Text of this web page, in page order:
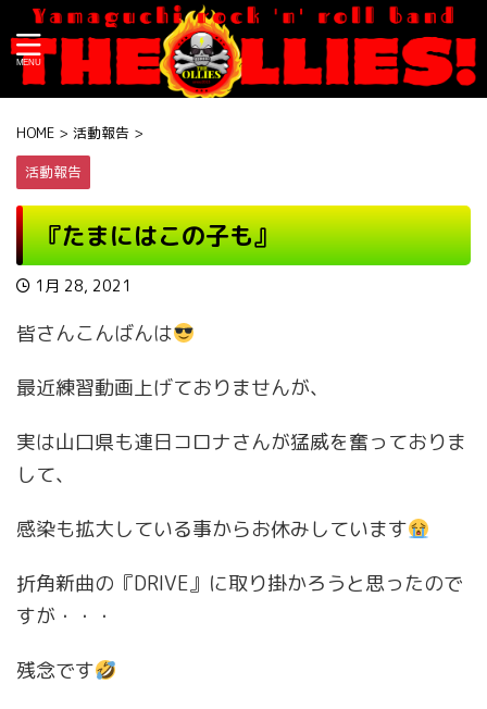
HOME > 活動報告 >
活動報告
『たまにはこの子も』
1月 28, 2021
皆さんこんばんは
最近練習動画上げておりませんが、
実は山口県も連日コロナさんが猛威を奮っておりま
して、
感染も拡大している事からお休みしています
折角新曲の『DRIVE』に取り掛かろうと思ったので
すが・・・
残念です